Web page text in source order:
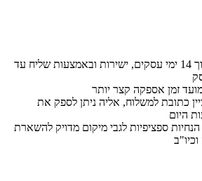
ההזמנה תסופק בתוך 14 ימי עסקים, ישירות ובאמצעות שליח עד
זמן אספקה קצר יותר
כתובת למשלוח, אליה ניתן לספק את
היום
הנחיות ספציפיות לגבי מיקום מדויק להשארת